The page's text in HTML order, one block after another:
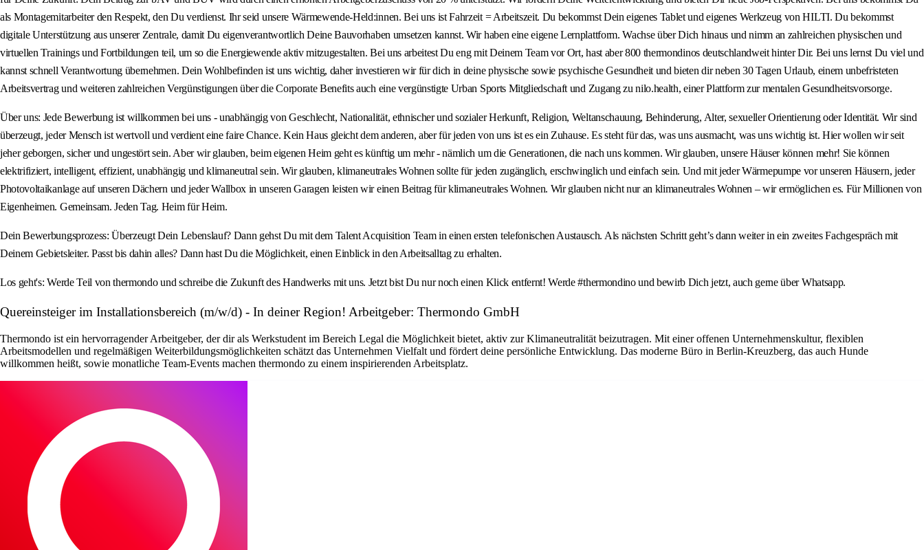
als Montagemitarbeiter den Respekt, den Du verdienst. Ihr seid unsere Wärmewende-Held:innen. Bei uns ist Fahrzeit = Arbeitszeit. Du bekommst Dein eigenes Tablet und eigenes Werkzeug von HILTI. Du bekommst
digitale Unterstützung aus unserer Zentrale, damit Du eigenverantwortlich Deine Bauvorhaben umsetzen kannst. Wir haben eine eigene Lernplattform. Wachse über Dich hinaus und nimm an zahlreichen physischen und
virtuellen Trainings und Fortbildungen teil, um so die Energiewende aktiv mitzugestalten. Bei uns arbeitest Du eng mit Deinem Team vor Ort, hast aber 800 thermondinos deutschlandweit hinter Dir. Bei uns lernst Du viel und
kannst schnell Verantwortung übernehmen. Dein Wohlbefinden ist uns wichtig, daher investieren wir für dich in deine physische sowie psychische Gesundheit und bieten dir neben 30 Tagen Urlaub, einem unbefristeten
Arbeitsvertrag und weiteren zahlreichen Vergünstigungen über die Corporate Benefits auch eine vergünstigte Urban Sports Mitgliedschaft und Zugang zu nilo.health, einer Plattform zur mentalen Gesundheitsvorsorge.
Über uns: Jede Bewerbung ist willkommen bei uns - unabhängig von Geschlecht, Nationalität, ethnischer und sozialer Herkunft, Religion, Weltanschauung, Behinderung, Alter, sexueller Orientierung oder Identität. Wir sind
überzeugt, jeder Mensch ist wertvoll und verdient eine faire Chance. Kein Haus gleicht dem anderen, aber für jeden von uns ist es ein Zuhause. Es steht für das, was uns ausmacht, was uns wichtig ist. Hier wollen wir seit
jeher geborgen, sicher und ungestört sein. Aber wir glauben, beim eigenen Heim geht es künftig um mehr - nämlich um die Generationen, die nach uns kommen. Wir glauben, unsere Häuser können mehr! Sie können
elektrifiziert, intelligent, effizient, unabhängig und klimaneutral sein. Wir glauben, klimaneutrales Wohnen sollte für jeden zugänglich, erschwinglich und einfach sein. Und mit jeder Wärmepumpe vor unseren Häusern, jeder
Photovoltaikanlage auf unseren Dächern und jeder Wallbox in unseren Garagen leisten wir einen Beitrag für klimaneutrales Wohnen. Wir glauben nicht nur an klimaneutrales Wohnen – wir ermöglichen es. Für Millionen von
Eigenheimen. Gemeinsam. Jeden Tag. Heim für Heim.
Dein Bewerbungsprozess: Überzeugt Dein Lebenslauf? Dann gehst Du mit dem Talent Acquisition Team in einen ersten telefonischen Austausch. Als nächsten Schritt geht’s dann weiter in ein zweites Fachgespräch mit
Deinem Gebietsleiter. Passt bis dahin alles? Dann hast Du die Möglichkeit, einen Einblick in den Arbeitsalltag zu erhalten.
Los geht's: Werde Teil von thermondo und schreibe die Zukunft des Handwerks mit uns. Jetzt bist Du nur noch einen Klick entfernt! Werde #thermondino und bewirb Dich jetzt, auch gerne über Whatsapp.
Quereinsteiger im Installationsbereich (m/w/d) - In deiner Region! Arbeitgeber: Thermondo GmbH
Thermondo ist ein hervorragender Arbeitgeber, der dir als Werkstudent im Bereich Legal die Möglichkeit bietet, aktiv zur Klimaneutralität beizutragen. Mit einer offenen Unternehmenskultur, flexiblen
Arbeitsmodellen und regelmäßigen Weiterbildungsmöglichkeiten schätzt das Unternehmen Vielfalt und fördert deine persönliche Entwicklung. Das moderne Büro in Berlin-Kreuzberg, das auch Hunde
willkommen heißt, sowie monatliche Team-Events machen thermondo zu einem inspirierenden Arbeitsplatz.